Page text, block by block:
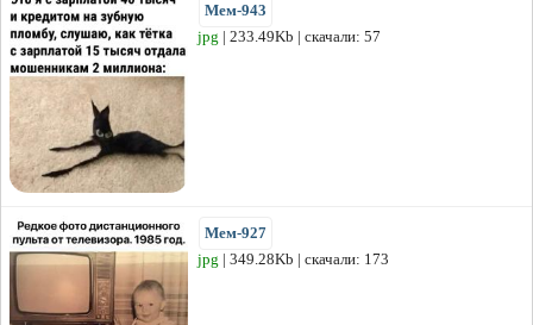
Мем-943
jpg | 233.49Kb | скачали: 57
Мем-927
jpg | 349.28Kb | скачали: 173